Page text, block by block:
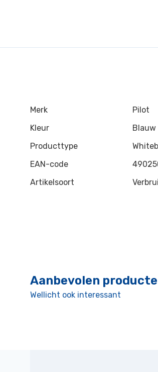
Merk
Pilot
Kleur
Blauw
Producttype
EAN-code
Artikelsoort
Aanbevolen
Wellicht ook interessant